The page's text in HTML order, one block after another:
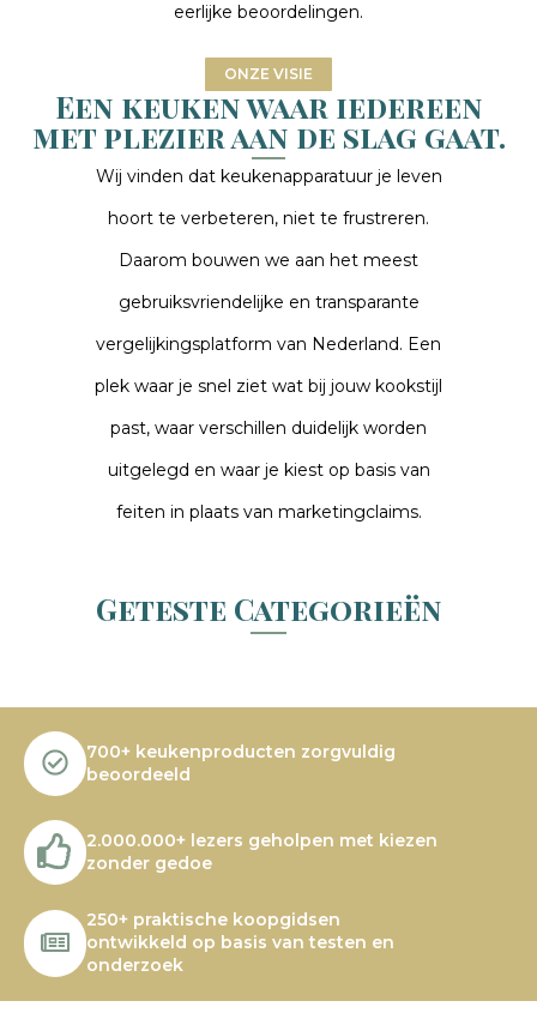
eerlijke beoordelingen.
ONZE VISIE
Een keuken waar iedereen
met plezier aan de slag gaat.
Wij vinden dat keukenapparatuur je leven
hoort te verbeteren, niet te frustreren.
Daarom bouwen we aan het meest
gebruiksvriendelijke en transparante
vergelijkingsplatform van Nederland. Een
plek waar je snel ziet wat bij jouw kookstijl
past, waar verschillen duidelijk worden
uitgelegd en waar je kiest op basis van
feiten in plaats van marketingclaims.
Geteste Categorieën
700+ keukenproducten zorgvuldig
beoordeeld
2.000.000+ lezers geholpen met kiezen
zonder gedoe
250+ praktische koopgidsen
ontwikkeld op basis van testen en
onderzoek